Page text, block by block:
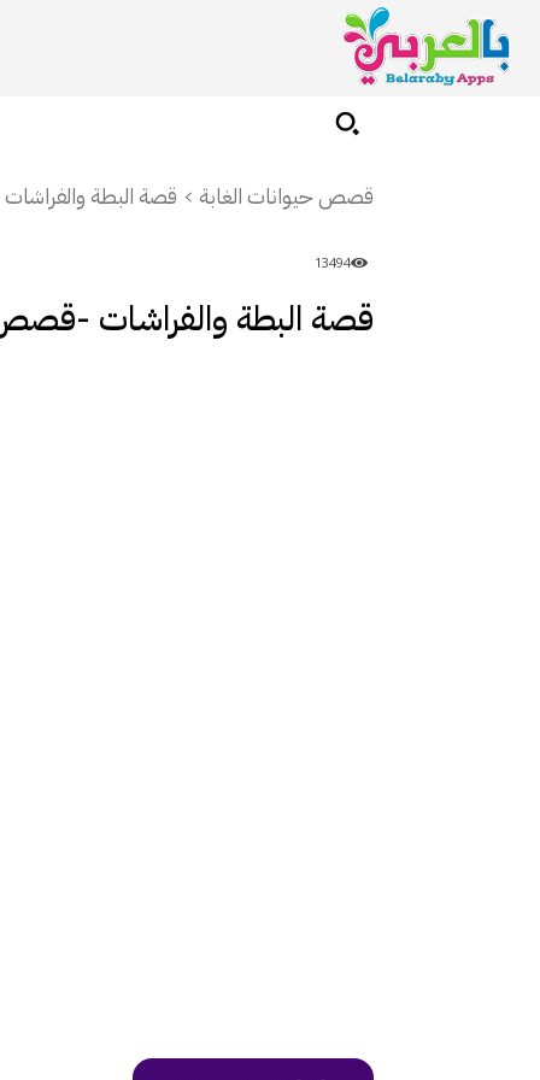
قصص حيوانات الغابة قصة البطة
13494
قصة البطة والفراشات -قصص